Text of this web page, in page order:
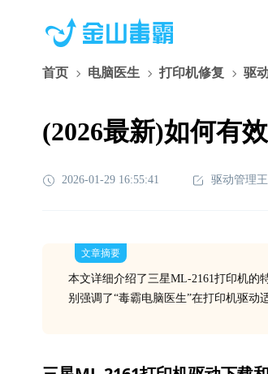
首页 电脑医生 打印机修复 驱
(2026最新)如何有
2026-01-29 16:55:41 驱动管理王
文章摘要
本文详细介绍了三星ML-2161打印机的
别强调了“毒霸电脑医生”在打印机驱动